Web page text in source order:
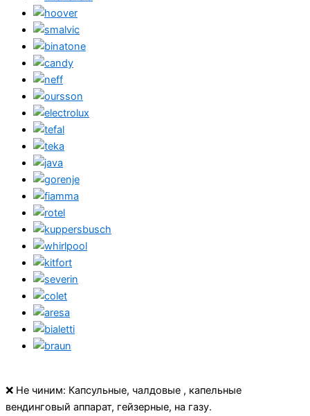
❌ Не чиним: Капсульные, чалдовые , капельные
вендинговый аппарат, гейзерные, на газу.